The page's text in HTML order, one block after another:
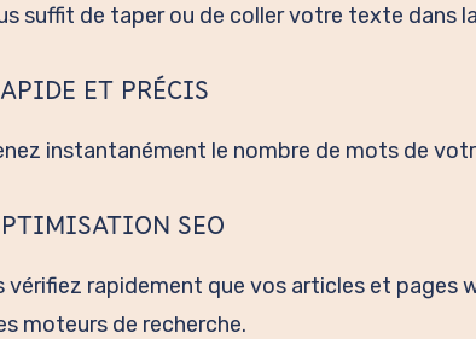
suffit de taper ou de coller votre texte dans
ET PRÉCIS
instantanément le nombre de mots de
SEO
vérifiez rapidement que vos articles et
moteurs de recherche.